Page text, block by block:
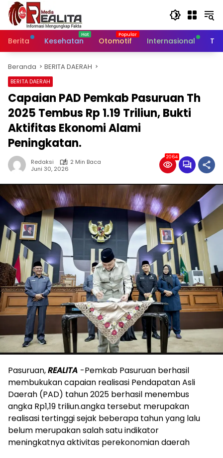
Langsung
konten
Berita
Kesehatan Otomotif Internasional
Beranda BERITA DAERAH
BERITA DAERAH
Capaian PAD Pemkab Pasuruan Th
2025 Tembus Rp 1.19 Triliun, Bukti
Aktifitas Ekonomi Alami
Peningkatan.
Redaksi
2 Min Baca
Juni 30, 2026
2064
Pasuruan,REALITA -Pemkab Pasuruan berhasil
membukukan capaian realisasi Pendapatan Asli
Daerah (PAD) tahun 2025 berhasil menembus
angka Rp1,19 triliun.angka tersebut merupakan
realisasi tertinggi sejak beberapa tahun yang lalu
belum merupakan salah satu indikator
meningkatnya aktivitas perekonomian daerah